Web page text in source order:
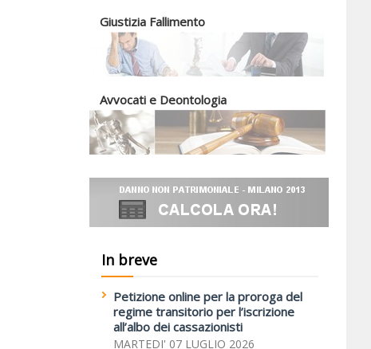
Giustizia Fallimento
Avvocati e Deontologia
In breve
Petizione online per la proroga del
regime transitorio per l’iscrizione
all’albo dei cassazionisti
MARTEDI' 07 LUGLIO 2026